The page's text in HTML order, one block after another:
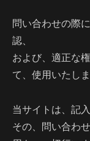
問い合わせの際
認、
および、適正な
て、使用いたしま
当サイトは、記
その、問い合わ